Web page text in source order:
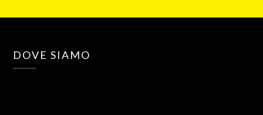
DOVE SIAMO